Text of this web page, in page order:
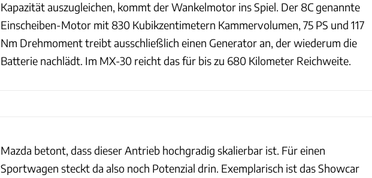
Kapazität auszugleichen, kommt der Wankelmotor ins Spiel. Der 8C genannte
Einscheiben-Motor mit 830 Kubikzentimetern Kammervolumen, 75 PS und 117
Nm Drehmoment treibt ausschließlich einen Generator an, der wiederum die
Batterie nachlädt. Im MX-30 reicht das für bis zu 680 Kilometer Reichweite.
Mazda betont, dass dieser Antrieb hochgradig skalierbar ist. Für einen
Sportwagen steckt da also noch Potenzial drin. Exemplarisch ist das Showcar